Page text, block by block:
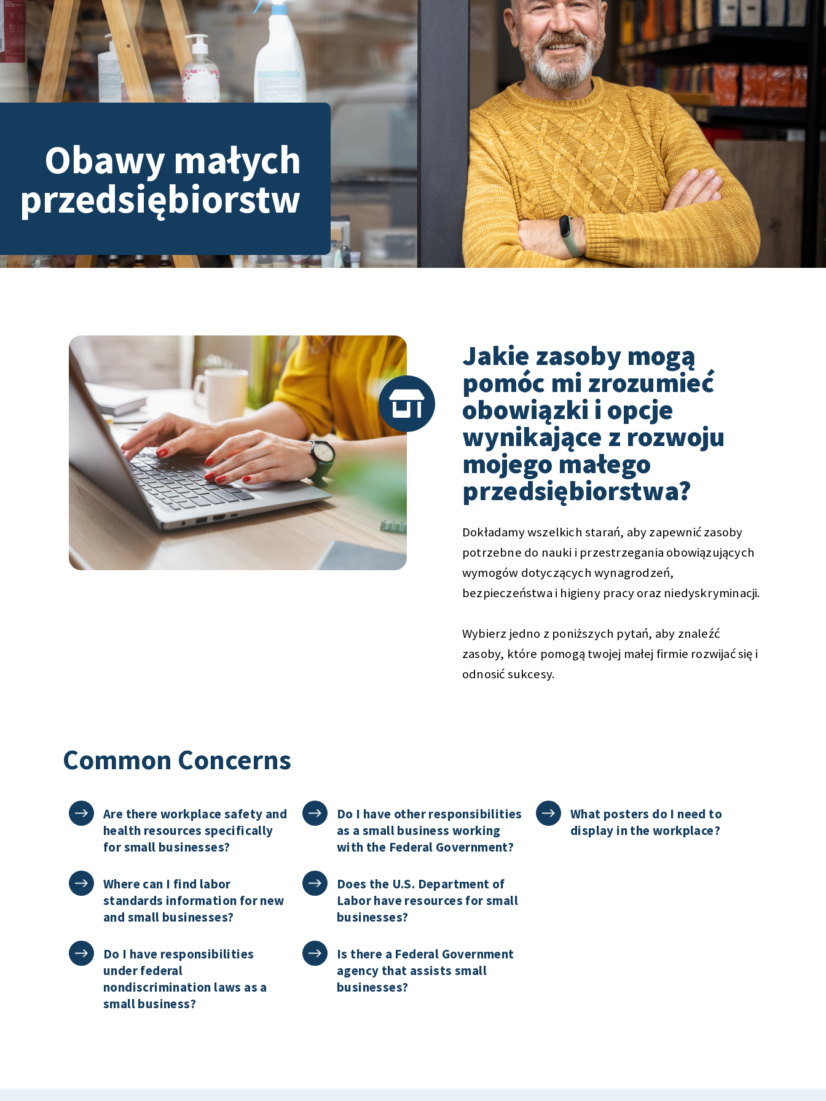
Obawy małych
przedsiębiorstw
Jakie zasoby mogą
pomóc mi zrozumieć
obowiązki i opcje
wynikające z rozwoju
mojego małego
przedsiębiorstwa?
Dokładamy wszelkich starań, aby zapewnić zasoby
potrzebne do nauki i przestrzegania obowiązujących
wymogów dotyczących wynagrodzeń,
bezpieczeństwa i higieny pracy oraz niedyskryminacji.
Wybierz jedno z poniższych pytań, aby znaleźć
zasoby, które pomogą twojej małej firmie rozwijać się i
odnosić sukcesy.
Common Concerns
Are there workplace safety and
health resources specifically
for small businesses?
Where can I find labor
standards information for new
and small businesses?
Do I have responsibilities
under federal
nondiscrimination laws as a
small business?
Do I have other responsibilities
as a small business working
with the Federal Government?
Does the U.S. Department of
Labor have resources for small
businesses?
Is there a Federal Government
agency that assists small
businesses?
What posters do I need to
display in the workplace?